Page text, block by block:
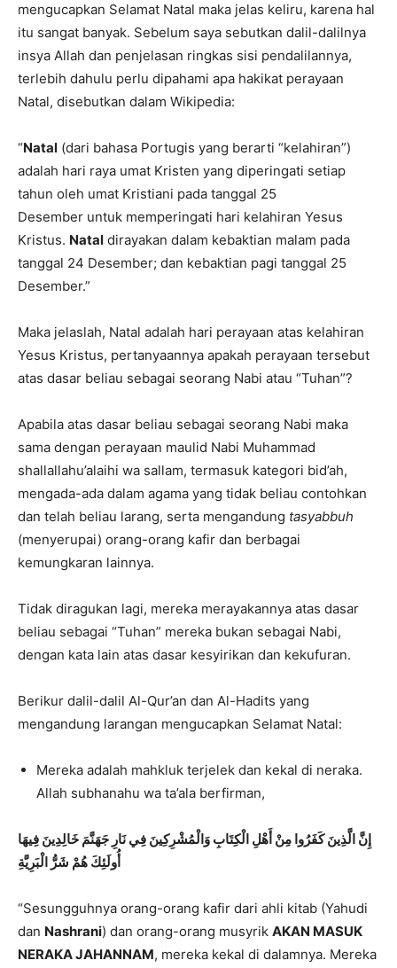
mengucapkan Selamat Natal maka jelas keliru, karena hal
itu sangat banyak. Sebelum saya sebutkan dalil-dalilnya
insya Allah dan penjelasan ringkas sisi pendalilannya,
terlebih dahulu perlu dipahami apa hakikat perayaan
Natal, disebutkan dalam Wikipedia:
“Natal (dari bahasa Portugis yang berarti “kelahiran”)
adalah hari raya umat Kristen yang diperingati setiap
tahun oleh umat Kristiani pada tanggal 25
Desember untuk memperingati hari kelahiran Yesus
Kristus. Natal dirayakan dalam kebaktian malam pada
tanggal 24 Desember; dan kebaktian pagi tanggal 25
Desember.”
Maka jelaslah, Natal adalah hari perayaan atas kelahiran
Yesus Kristus, pertanyaannya apakah perayaan tersebut
atas dasar beliau sebagai seorang Nabi atau “Tuhan”?
Apabila atas dasar beliau sebagai seorang Nabi maka
sama dengan perayaan maulid Nabi Muhammad
shallallahu’alaihi wa sallam, termasuk kategori bid’ah,
mengada-ada dalam agama yang tidak beliau contohkan
dan telah beliau larang, serta mengandung tasyabbuh
(menyerupai) orang-orang kafir dan berbagai
kemungkaran lainnya.
Tidak diragukan lagi, mereka merayakannya atas dasar
beliau sebagai “Tuhan” mereka bukan sebagai Nabi,
dengan kata lain atas dasar kesyirikan dan kekufuran.
Berikur dalil-dalil Al-Qur’an dan Al-Hadits yang
mengandung larangan mengucapkan Selamat Natal:
Mereka adalah mahkluk terjelek dan kekal di neraka.
Allah subhanahu wa ta’ala berfirman,
إِنَّ الَّذِينَ كَفَرُوا مِنْ أَهْلِ الْكِتَابِ وَالْمُشْرِكِينَ فِي نَارِ جَهَنَّمَ خَالِدِينَ فِيهَا
أُولَئِكَ هُمْ شَرُّ الْبَرِيَّةِ
“Sesungguhnya orang-orang kafir dari ahli kitab (Yahudi
dan Nashrani) dan orang-orang musyrik AKAN MASUK
NERAKA JAHANNAM, mereka kekal di dalamnya. Mereka